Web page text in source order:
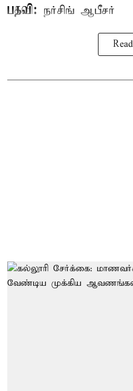
பதவி: நர்சிங் ஆபீசர்